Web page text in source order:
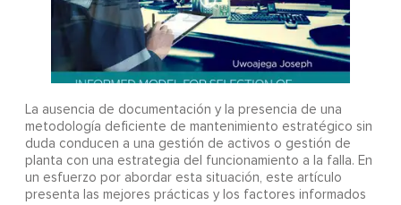
La ausencia de documentación y la presencia de una
metodología deficiente de mantenimiento estratégico sin
duda conducen a una gestión de activos o gestión de
planta con una estrategia del funcionamiento a la falla. En
un esfuerzo por abordar esta situación, este artículo
presenta las mejores prácticas y los factores informados